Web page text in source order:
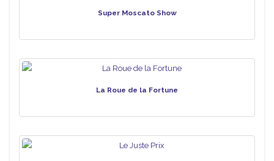
Super Moscato Show
La Roue de la Fortune